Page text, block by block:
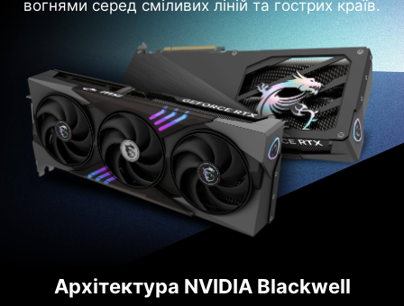
вогнями серед сміливих ліній та гострих країв.
Архітектура NVIDIA Blackwell